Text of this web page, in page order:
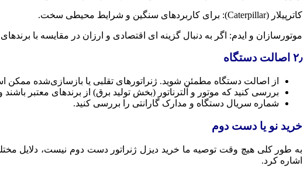
کاترپیلار (Caterpillar): برای کاربردهای سنگین و شرایط محیطی سخت.
موتورسازان و ایدم: اگر به دنبال گزینه ای اقتصادی و ارزان در مقایسه با
۲٫ اصالت دستگاه
از اصالت دستگاه مطمئن شوید. ژنراتورهای تقلبی یا بازسازی‌شده
بررسی کنید که موتور و آلترناتور (بخش تولید برق) از برندهای معتبر
شماره سریال دستگاه و مدارک گارانتی را بررسی کنید.
خرید نو یا دست دوم
به طور کلی هیچ وقت توصیه ما خرید دیزل ژنراتور دست دوم نیست، دلایل
اشاره کرد.